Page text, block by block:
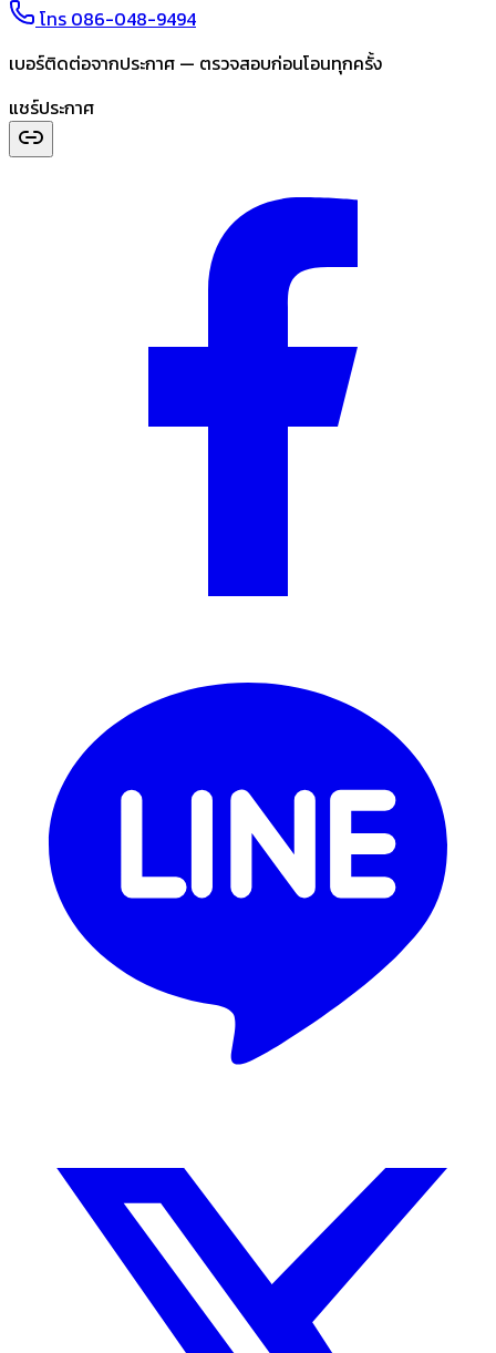
โทร 086-048-9494
เบอร์ติดต่อจากประกาศ — ตรวจสอบก่อนโอนทุกครั้ง
แชร์ประกาศ